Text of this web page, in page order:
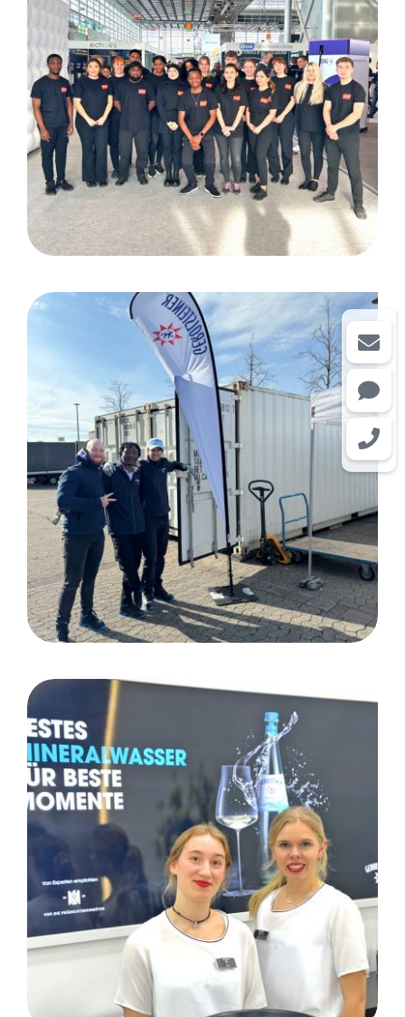
FLOTTE Der Branchentreff:
Düsseldorf
ProWein: Düsseldorf / Kunde
Gerolsteiner Brunnen GmbH
& Co. KG
ProWein: Düsseldorf / Kunde
Gerolsteiner Brunnen GmbH
& Co. KG